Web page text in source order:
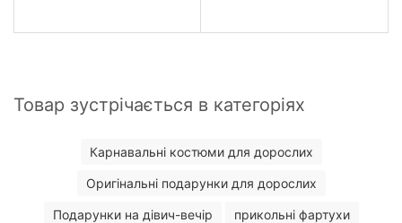
Товар зустрічається в категоріях
Карнавальні костюми для дорослих
Оригінальні подарунки для дорослих
Подарунки на дівич-вечір прикольні фартухи